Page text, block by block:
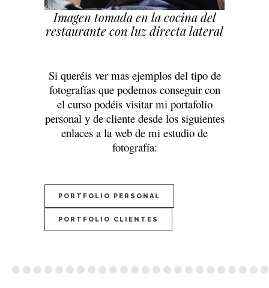
Imagen tomada en la cocina del
restaurante con luz directa lateral
Si queréis ver mas ejemplos del tipo de
fotografías que podemos conseguir con
el curso podéis visitar mi portafolio
personal y de cliente desde los siguientes
enlaces a la web de mi estudio de
fotografía:
PORTFOLIO PERSONAL
PORTFOLIO CLIENTES